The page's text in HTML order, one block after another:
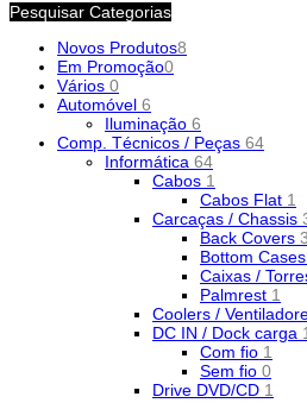
Pesquisar Categorias
Novos Produtos8
Em Promoção0
Vários 0
Automóvel 6
Iluminação 6
Comp. Técnicos / Peças 64
Informática 64
Cabos 1
Cabos Flat 1
Carcaças / Chassis
Back Covers
Bottom Cases
Caixas /
Palmrest 1
Coolers /
DC IN / Dock carga 1
Com fio 1
Sem fio 0
Drive DVD/CD 1